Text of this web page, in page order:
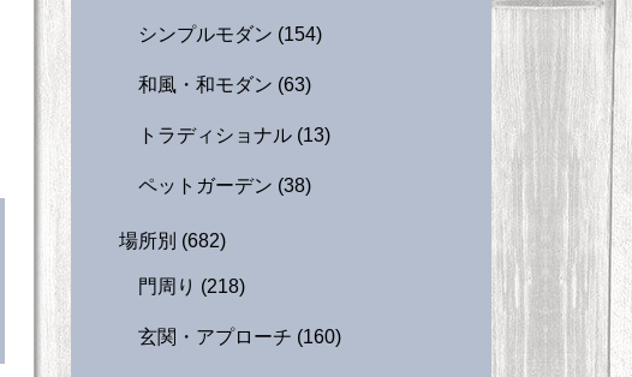
シンプルモダン (154)
和風・和モダン (63)
トラディショナル (13)
ペットガーデン (38)
場所別 (682)
門周り (218)
玄関・アプローチ (160)